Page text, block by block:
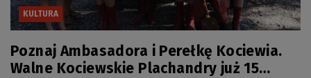
KULTURA
Poznaj Ambasadora i Perełkę Kociewia.
Walne Kociewskie Plachandry już 15